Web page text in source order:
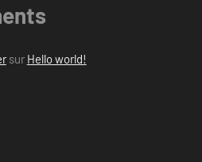
sur Hello world!